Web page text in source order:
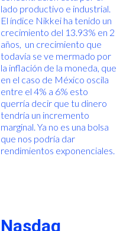
lado productivo e industrial.
El índice Nikkei ha tenido un
crecimiento del 13.93% en 2
años, un crecimiento que
todavía se ve mermado por
la inflación de la moneda, que
en el caso de México oscila
entre el 4% a 6% esto
querría decir que tu dinero
tendría un incremento
marginal. Ya no es una bolsa
que nos podría dar
rendimientos exponenciales.
Nasdaq